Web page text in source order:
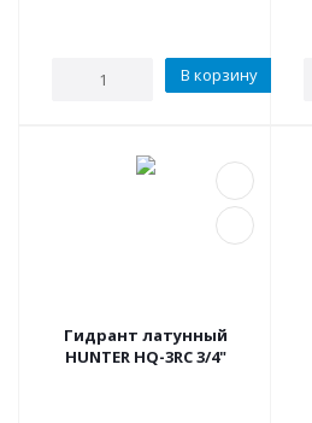
В корзину
Гидрант латунный
HUNTER HQ-3RC 3/4"